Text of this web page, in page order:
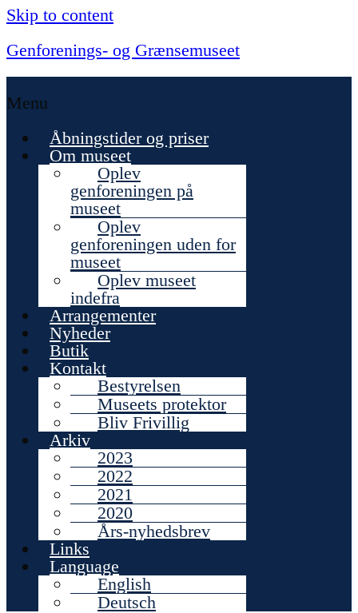
Skip to content
Genforenings- og Grænsemuseet
Menu
Åbningstider og priser
Om museet
Oplev
genforeningen på
museet
Oplev
genforeningen uden for
museet
Oplev museet
indefra
Arrangementer
Nyheder
Butik
Kontakt
Bestyrelsen
Museets protektor
Bliv Frivillig
Arkiv
2023
2022
2021
2020
Års-nyhedsbrev
Links
Language
English
Deutsch